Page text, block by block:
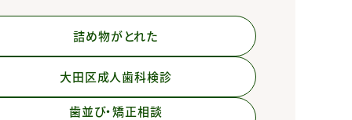
詰め物がとれた
大田区成人歯科検診
歯並び・矯正相談